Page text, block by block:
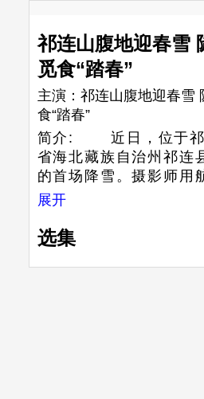
祁连山腹地迎春雪
觅食“踏春”
主演： 祁连山腹地迎春雪
食“踏春”
简介:
近日，位于祁
省海北藏族自治州祁连
的首场降雪。摄影师用
被春雪覆盖的广袤山野
林间沿着陡坡“踏春”
源涵养地保护等措施，
展开
选集